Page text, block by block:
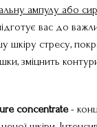
ампулу або
вас до
шкіру стресу,
зміцнить
concentrate-